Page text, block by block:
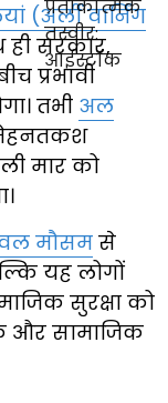
(अर्ली वार्निंग
ही सरकार,
प्रभावी
तभी अल
मार को
मौसम से
यह लोगों
सुरक्षा को
और सामाजिक